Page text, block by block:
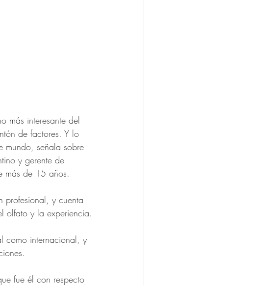
más interesante del
de factores. Y lo
mundo, señala sobre
y gerente de
más de 15 años.
profesional, y cuenta
olfato y la experiencia.
como internacional, y
fue él con respecto